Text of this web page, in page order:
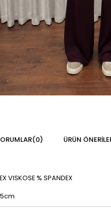
(0) ÜRÜN
VISKOSE % SPANDEX